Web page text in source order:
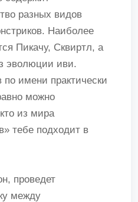
разных видов
Наиболее
Пикачу, Сквиртл, а
эволюции иви.
имени практически
можно
из мира
тебе подходит в
проведет
между